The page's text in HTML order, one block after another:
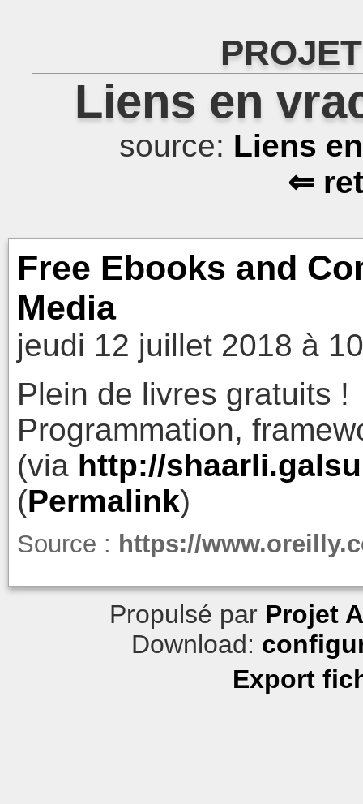
Liens en
source: Liens
⇐
Free Ebooks and
Media
jeudi 12 juillet 2018 à
Plein de livres gratuits !
Programmation,
(via http://
(Permalink)
Source : https://
Propulsé par Projet
Download:
Export